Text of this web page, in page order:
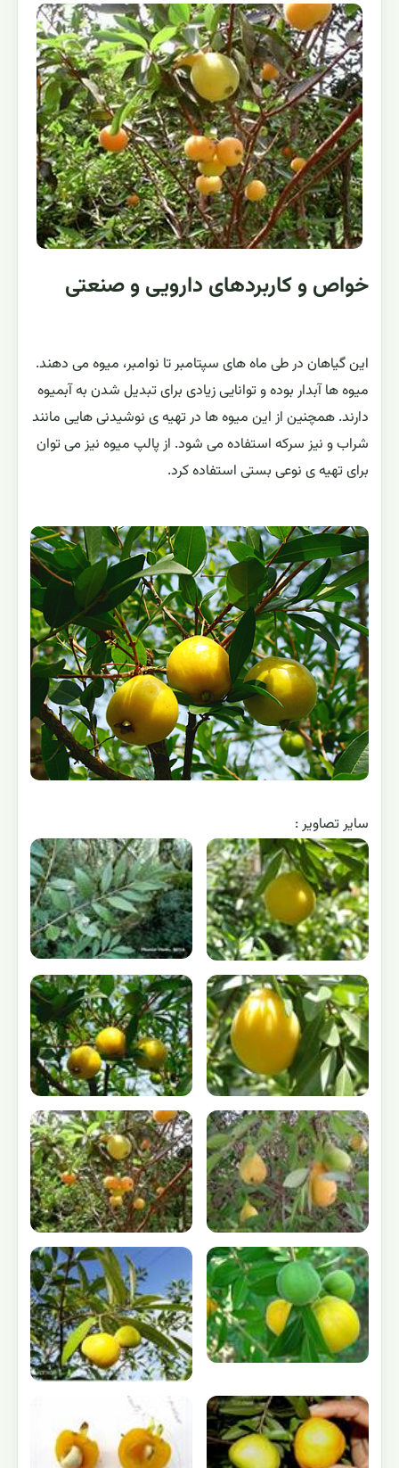
خواص و کاربردهای دارویی و صنعتی
این گیاهان در طی ماه های سپتامبر تا نوامبر، میوه می دهند.
میوه ها آبدار بوده و توانایی زیادی برای تبدیل شدن به آبمیوه
دارند. همچنین از این میوه ها در تهیه ی نوشیدنی هایی مانند
شراب و نیز سرکه استفاده می شود. از پالپ میوه نیز می توان
برای تهیه ی نوعی بستی استفاده کرد.
ساير تصاوير :